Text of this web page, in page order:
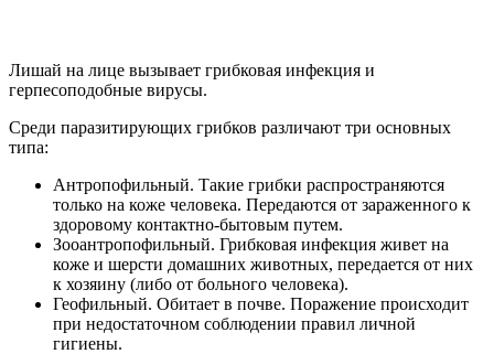
Лишай на лице вызывает грибковая инфекция и
герпесоподобные вирусы.
Среди паразитирующих грибков различают три основных
типа:
Антропофильный. Такие грибки распространяются
только на коже человека. Передаются от зараженного к
здоровому контактно-бытовым путем.
Зооантропофильный. Грибковая инфекция живет на
коже и шерсти домашних животных, передается от них
к хозяину (либо от больного человека).
Геофильный. Обитает в почве. Поражение происходит
при недостаточном соблюдении правил личной
гигиены.